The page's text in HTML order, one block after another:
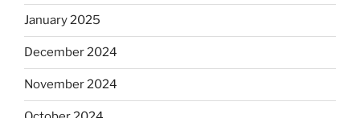
January 2025
December 2024
November 2024